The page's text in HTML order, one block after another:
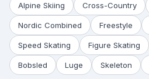
Alpine Skiing Cross-Country
Nordic Combined Freestyle
Speed Skating Figure Skating
Bobsled Luge Skeleton